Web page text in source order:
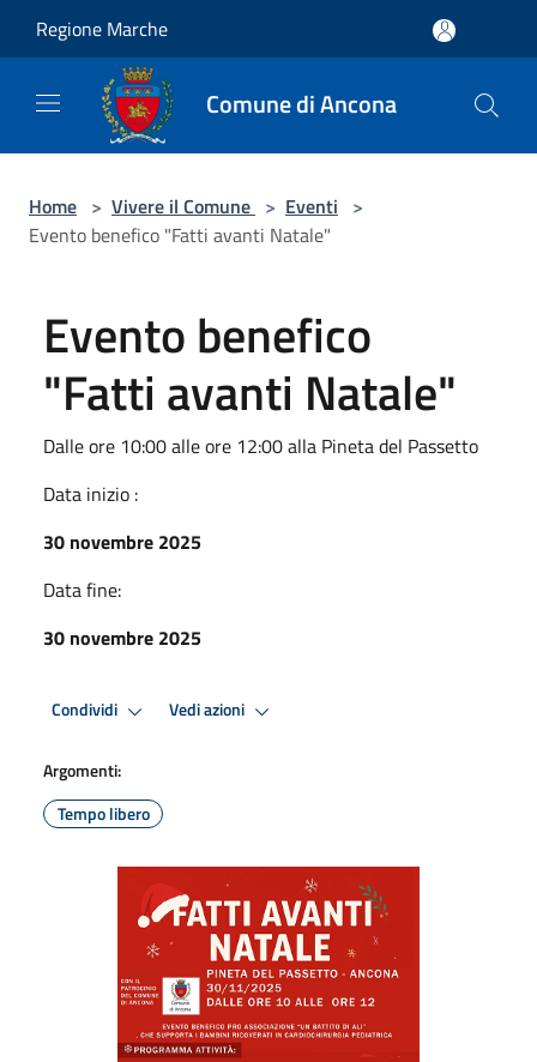
Regione Marche
Comune di Ancona
Home > Vivere il Comune > Eventi >
Evento benefico "Fatti avanti Natale"
Evento benefico
"Fatti avanti Natale"
Dalle ore 10:00 alle ore 12:00 alla Pineta del Passetto
Data inizio :
30 novembre 2025
Data fine:
30 novembre 2025
Condividi Vedi azioni
Argomenti:
Tempo libero